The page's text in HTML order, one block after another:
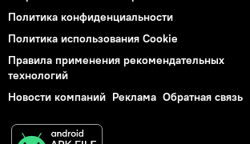
Политика конфиденциальности
Политика использования Cookie
Правила применения рекомендательных
технологий
Новости компаний Реклама Обратная связь